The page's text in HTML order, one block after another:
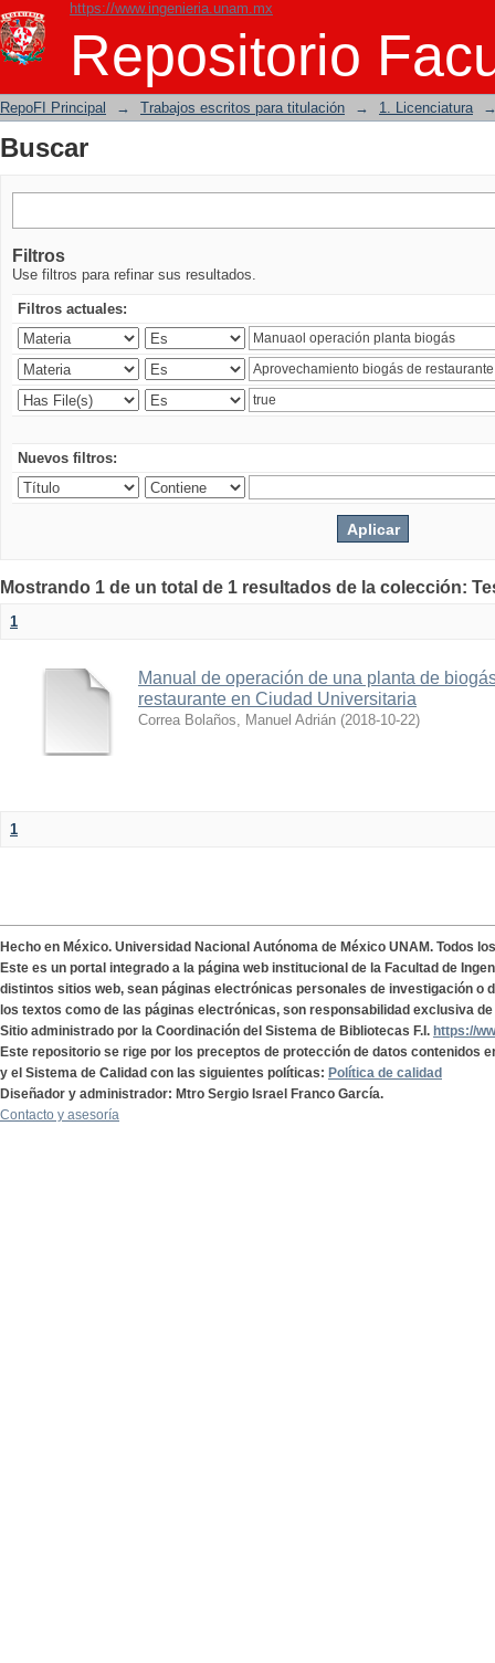
https://www.ingenieria.unam.mx
Repositorio
Buscar
RepoFI Principal → Trabajos escritos para titulación → 1. Licenciatura
Buscar
Filtros
Use filtros para refinar sus resultados.
Filtros actuales:
Nuevos filtros:
Mostrando 1 de un total de 1 resultados de la colección:
1
Manual de operación de una planta de
restaurante en Ciudad Universitaria
Correa Bolaños, Manuel Adrián (2018-10-22)
1
Hecho en México. Universidad Nacional Autónoma de México UNAM. Todos
Este es un portal integrado a la página web institucional de la Facultad de
distintos sitios web, sean páginas electrónicas personales de investigación o
los textos como de las páginas electrónicas, son responsabilidad exclusiva
Sitio administrado por la Coordinación del Sistema de Bibliotecas F.I. https://
Este repositorio se rige por los preceptos de protección de datos contenidos
y el Sistema de Calidad con las siguientes políticas: Política de calidad
Diseñador y administrador: Mtro Sergio Israel Franco García.
Contacto y asesoría